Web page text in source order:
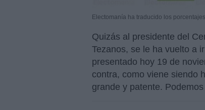
Electomanía ha traducido los
Quizás al presidente del
Tezanos, se le ha vuelto a
presentado hoy 19 de
contra, como viene siendo
grande y patente.